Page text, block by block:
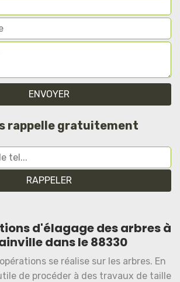
rappelle gratuitement
d'élagage des arbres à
dans le 88330
se réalise sur les arbres. En
de procéder à des travaux de taille